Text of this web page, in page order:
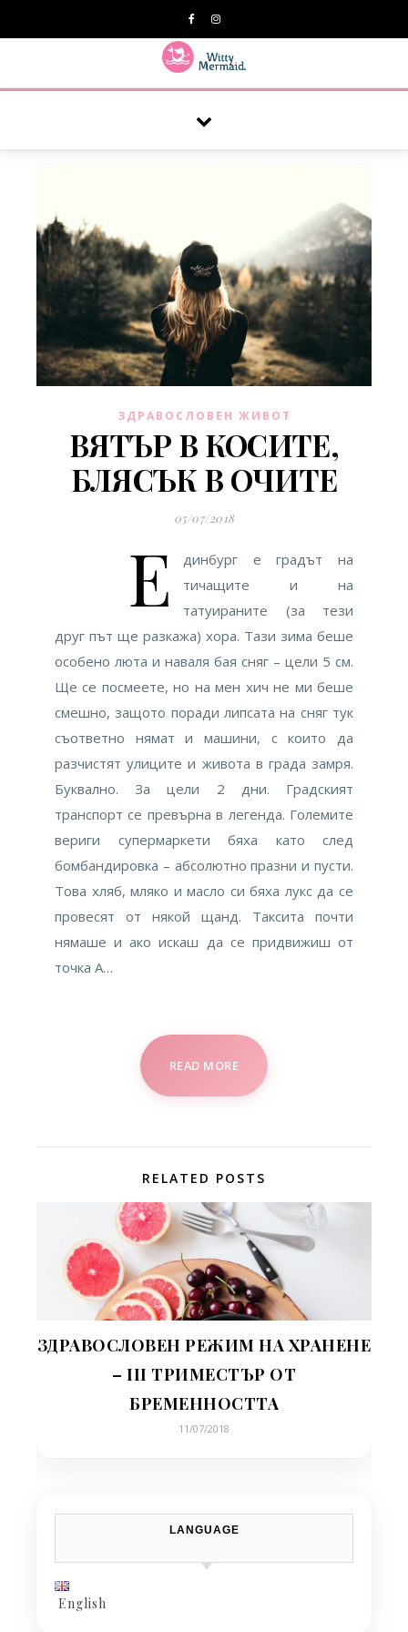
ЗДРАВОСЛОВЕН ЖИВОТ
ВЯТЪР В КОСИТЕ,
БЛЯСЪК В ОЧИТЕ
05/07/2018
Е
динбург е градът на
тичащите и на
татуираните (за тези
друг път ще разкажа) хора. Тази зима беше
особено люта и наваля бая сняг – цели 5 см.
Ще се посмеете, но на мен хич не ми беше
смешно, защото поради липсата на сняг тук
съответно нямат и машини, с които да
разчистят улиците и живота в града замря.
Буквално. За цели 2 дни. Градският
транспорт се превърна в легенда. Големите
вериги супермаркети бяха като след
бомбандировка – абсолютно празни и пусти.
Това хляб, мляко и масло си бяха лукс да се
провесят от някой щанд. Таксита почти
нямаше и ако искаш да се придвижиш от
точка А…
READ MORE
RELATED POSTS
ЗДРАВОСЛОВЕН РЕЖИМ НА ХРАНЕНЕ
– III ТРИМЕСТЪР ОТ
БРЕМЕННОСТТА
11/07/2018
LANGUAGE
English